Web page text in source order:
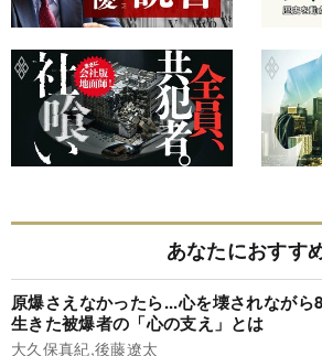
あなたにおすす
原爆さえなかったら...心を壊されながら
生きた被爆者の「心の支え」とは
大久保真紀,後藤遼太